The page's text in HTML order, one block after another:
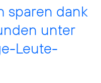
sparen dank
unter
Leute-